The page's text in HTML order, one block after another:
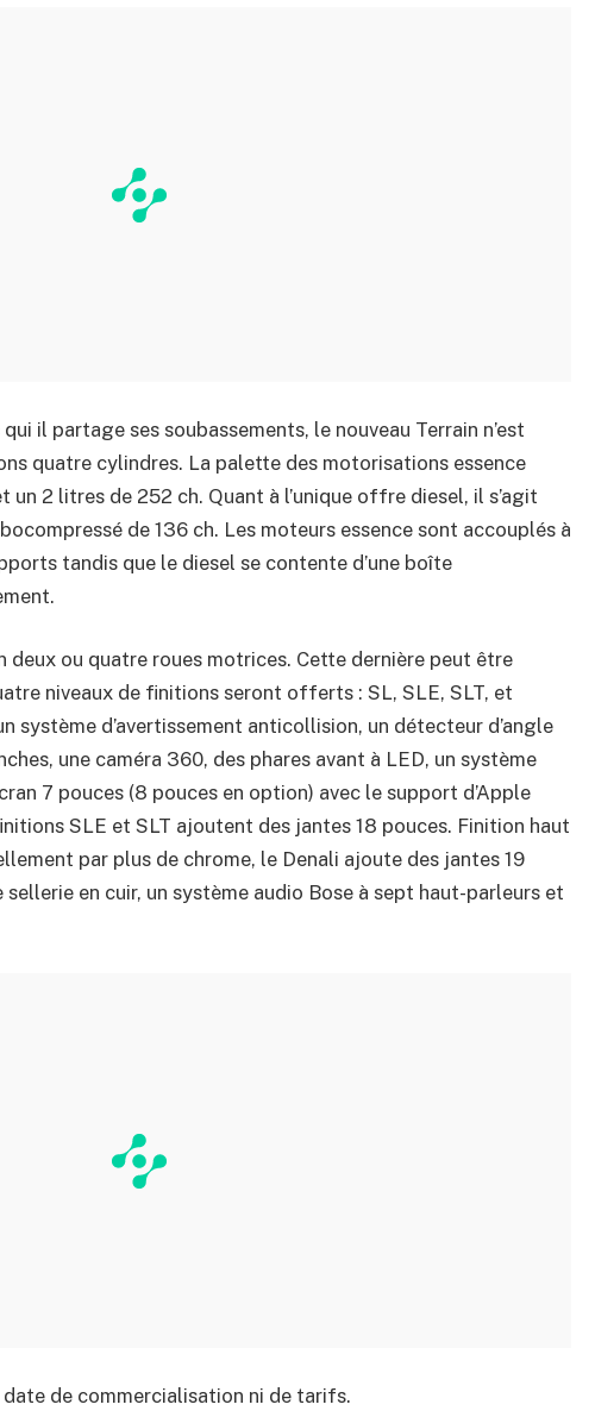
il partage ses soubassements, le nouveau Terrain n’est
quatre cylindres. La palette des motorisations essence
un 2 litres de 252 ch. Quant à l’unique offre diesel, il s’agit
de 136 ch. Les moteurs essence sont accouplés à
tandis que le diesel se contente d’une boîte
deux ou quatre roues motrices. Cette dernière peut être
niveaux de finitions seront offerts : SL, SLE, SLT, et
système d’avertissement anticollision, un détecteur d’angle
une caméra 360, des phares avant à LED, un système
7 pouces (8 pouces en option) avec le support d’Apple
SLE et SLT ajoutent des jantes 18 pouces. Finition haut
par plus de chrome, le Denali ajoute des jantes 19
en cuir, un système audio Bose à sept haut-parleurs et
date de commercialisation ni de tarifs.